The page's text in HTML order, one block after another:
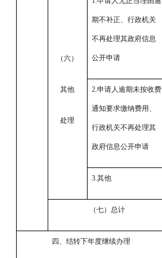
（六）
其他
处理
期不补正、行政机关
不再处理其政府信息
公开申请
2.申请人逾期未按收费
通知要求缴纳费用、
行政机关不再处理其
政府信息公开申请
3.其他
（七）总计
四、结转下年度继续办理